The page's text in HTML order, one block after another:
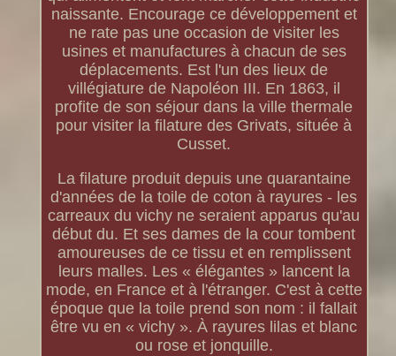
naissante. Encourage ce développement et
ne rate pas une occasion de visiter les
usines et manufactures à chacun de ses
déplacements. Est l'un des lieux de
villégiature de Napoléon III. En 1863, il
profite de son séjour dans la ville thermale
pour visiter la filature des Grivats, située à
Cusset.
La filature produit depuis une quarantaine
d'années de la toile de coton à rayures - les
carreaux du vichy ne seraient apparus qu'au
début du. Et ses dames de la cour tombent
amoureuses de ce tissu et en remplissent
leurs malles. Les « élégantes » lancent la
mode, en France et à l'étranger. C'est à cette
époque que la toile prend son nom : il fallait
être vu en « vichy ». À rayures lilas et blanc
ou rose et jonquille.